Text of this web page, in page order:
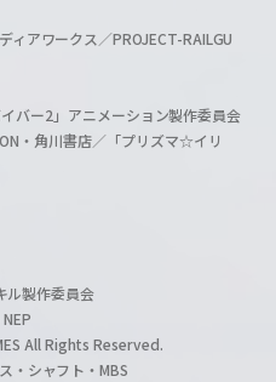
アワークス／PROJECT-RAILGU
ー2」アニメーション製作委員会
・角川書店／「プリズマ☆イリ
ル製作委員会
All Rights Reserved.
・シャフト・MBS